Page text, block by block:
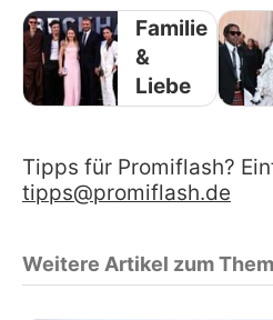
Familie
&
Liebe
Tipps für Promiflash?
tipps@promiflash.de
Weitere Artikel zum